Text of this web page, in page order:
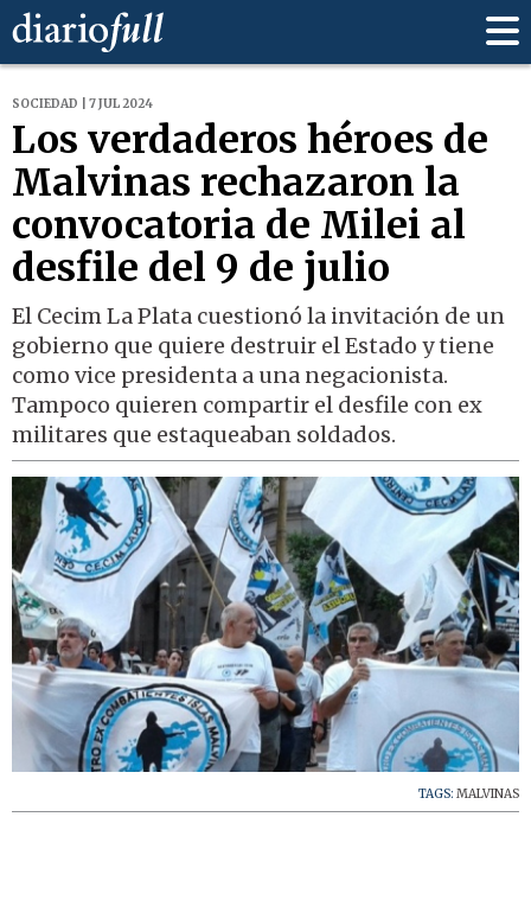
SOCIEDAD | 7 JUL 2024
Los verdaderos héroes de
Malvinas rechazaron la
convocatoria de Milei al
desfile del 9 de julio
El Cecim La Plata cuestionó la invitación de un
gobierno que quiere destruir el Estado y tiene
como vice presidenta a una negacionista.
Tampoco quieren compartir el desfile con ex
militares que estaqueaban soldados.
TAGS: MALVINAS